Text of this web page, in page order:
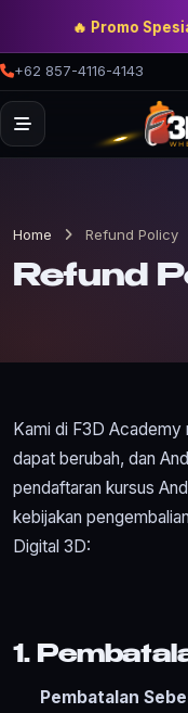
🔥 Promo
+62 857-4116-4143
Home Refund Policy
Refund
Kami di F3D Academy
dapat berubah, dan
pendaftaran kursus
kebijakan
Digital 3D:
1.
Pembatalan